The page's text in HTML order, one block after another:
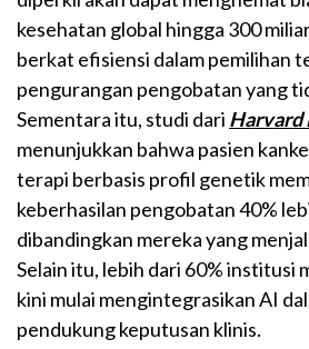
kesehatan global hingga 300
berkat efisiensi dalam pemilihan
pengurangan pengobatan yang
Sementara itu, studi dari Harvard
menunjukkan bahwa pasien
terapi berbasis profil genetik
keberhasilan pengobatan 40%
dibandingkan mereka yang
Selain itu, lebih dari 60% institusi
kini mulai mengintegrasikan AI
pendukung keputusan klinis.